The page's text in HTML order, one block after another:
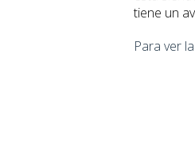
tiene un
Para ver